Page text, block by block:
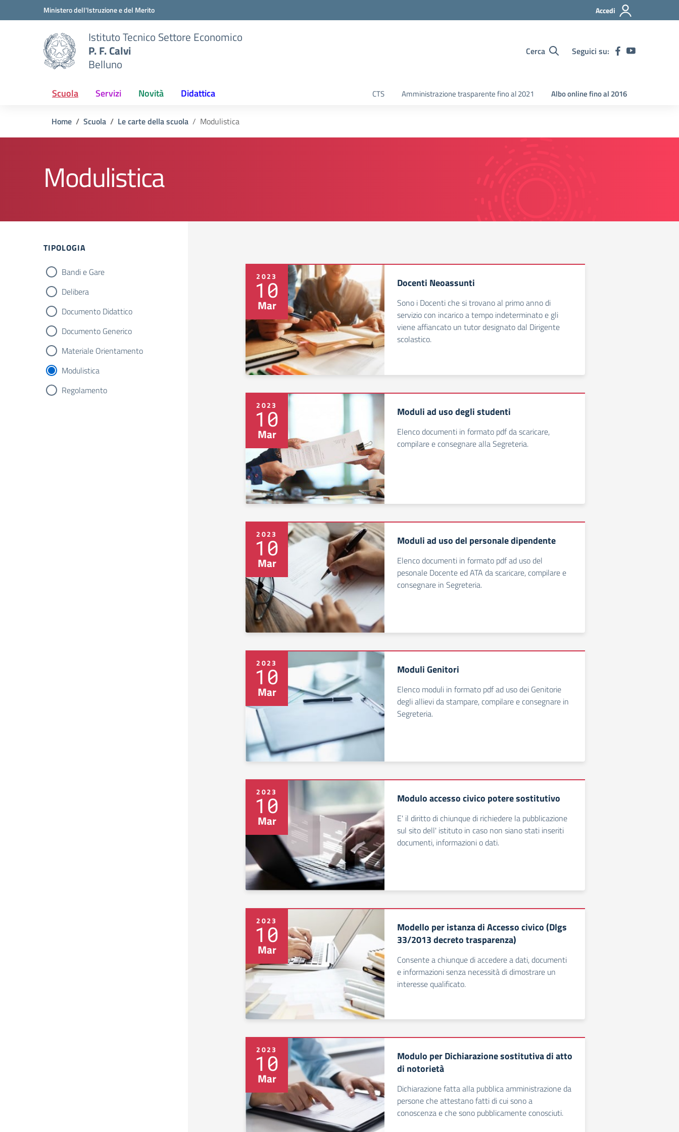
Vai ai contenuti
Vai al menu di navigazioneMinistero dell'Istruzione e del Merito Accedi
Istituto Tecnico Settore Economico
P. F. Calvi
Belluno
Cerca Seguici su:
Scuola Servizi Novità Didattica CTS Amministrazione trasparente fino al 2021 Albo online fino al 2016
Home Scuola Le carte della scuola Modulistica
Modulistica
TIPOLOGIA
Bandi e Gare
Delibera
Documento Didattico
Documento Generico
Materiale Orientamento
Modulistica
Regolamento
2023
10
Mar
Docenti Neoassunti
Sono i Docenti che si trovano al primo anno di
servizio con incarico a tempo indeterminato e gli
viene affiancato un tutor designato dal Dirigente
scolastico.
2023
10
Mar
Moduli ad uso degli studenti
Elenco documenti in formato pdf da scaricare,
compilare e consegnare alla Segreteria.
2023
10
Mar
Moduli ad uso del personale dipendente
Elenco documenti in formato pdf ad uso del
pesonale Docente ed ATA da scaricare, compilare e
consegnare in Segreteria.
2023
10
Mar
Moduli Genitori
Elenco moduli in formato pdf ad uso dei Genitorie
degli allievi da stampare, compilare e consegnare in
Segreteria.
2023
10
Mar
Modulo accesso civico potere sostitutivo
E' il diritto di chiunque di richiedere la pubblicazione
sul sito dell' istituto in caso non siano stati inseriti
documenti, informazioni o dati.
2023
10
Mar
Modello per istanza di Accesso civico (Dlgs
33/2013 decreto trasparenza)
Consente a chiunque di accedere a dati, documenti
e informazioni senza necessità di dimostrare un
interesse qualificato.
2023
10
Mar
Modulo per Dichiarazione sostitutiva di atto
di notorietà
Dichiarazione fatta alla pubblica amministrazione da
persone che attestano fatti di cui sono a
conoscenza e che sono pubblicamente conosciuti.